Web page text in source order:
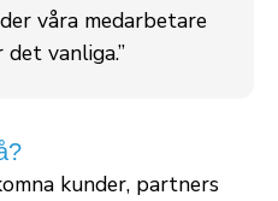
våra medarbetare
vanliga.”
kunder, partners